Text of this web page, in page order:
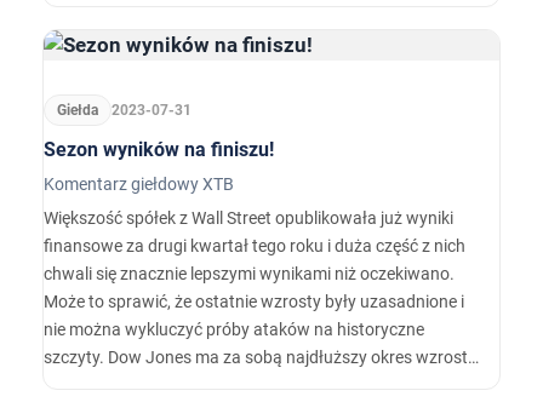
Giełda 2023-07-31
Sezon wyników na finiszu!
Komentarz giełdowy XTB
Większość spółek z Wall Street opublikowała już wyniki
finansowe za drugi kwartał tego roku i duża część z nich
chwali się znacznie lepszymi wynikami niż oczekiwano.
Może to sprawić, że ostatnie wzrosty były uzasadnione i
nie można wykluczyć próby ataków na historyczne
szczyty. Dow Jones ma za sobą najdłuższy okres wzrostu